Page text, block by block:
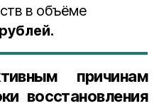
в объёме
причинам
восстановления